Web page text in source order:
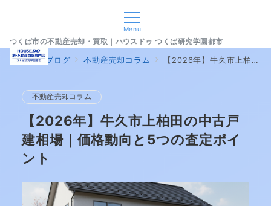
Menu
つくば市の不動産売却・買取｜ハウスドゥ つくば研究学園都市
home ブログ 不動産売却コラム 【2026年】牛久市上柏田の中古戸建相場｜価格動向と5つの査定ポイント
不動産売却コラム
【2026年】牛久市上柏田の中古戸
建相場｜価格動向と5つの査定ポイ
ント